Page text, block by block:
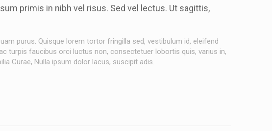
primis in nibh vel risus. Sed vel lectus. Ut sagittis,
purus. Quisque lorem tortor fringilla sed, vestibulum id, eleifend
turpis faucibus orci luctus non, consectetuer lobortis quis, varius in,
Curae, Nulla ipsum dolor lacus, suscipit adis.